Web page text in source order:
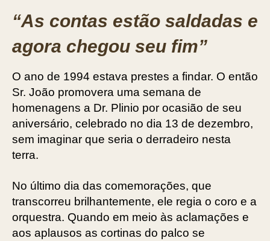
“As contas estão saldadas e
agora chegou seu fim”
O ano de 1994 estava prestes a findar. O então
Sr. João promovera uma semana de
homenagens a Dr. Plinio por ocasião de seu
aniversário, celebrado no dia 13 de dezembro,
sem imaginar que seria o derradeiro nesta
terra.
No último dia das comemorações, que
transcorreu brilhantemente, ele regia o coro e a
orquestra. Quando em meio às aclamações e
aos aplausos as cortinas do palco se